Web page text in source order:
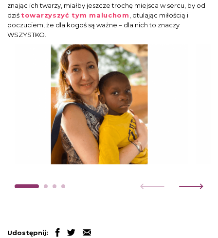
znając ich twarzy, miałby jeszcze trochę miejsca w sercu, by od
dziś towarzyszyć tym maluchom , otulając miłością i
poczuciem, że dla kogoś są ważne – dla nich to znaczy
WSZYSTKO.
Udostępnij: